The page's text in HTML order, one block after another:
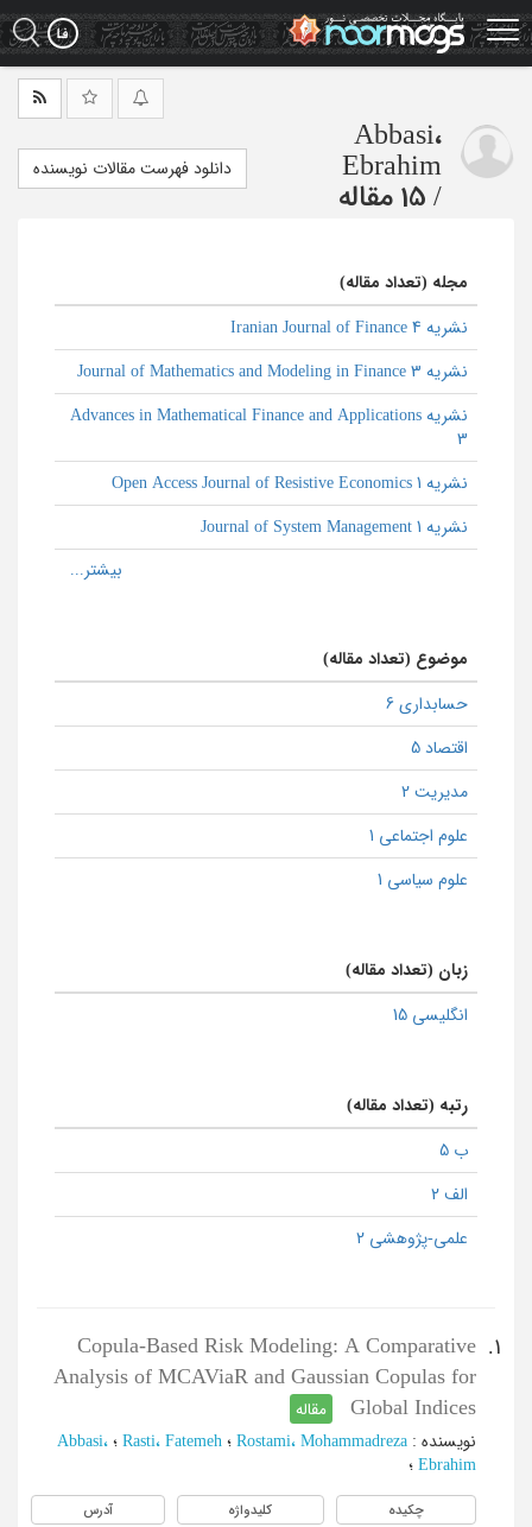
Skip
to
main
Abbasi،
Ebrahim
/ 15 مقاله
دانلود فهرست مقالات نویسنده
مجله (تعداد مقاله)
نشریه Iranian Journal of Finance 4
نشریه Journal of Mathematics and Modeling in Finance 3
نشریه Advances in Mathematical Finance and Applications
3
نشریه Open Access Journal of Resistive Economics 1
نشریه Journal of System Management 1
موضوع (تعداد مقاله)
حسابداری 6
اقتصاد 5
مدیریت 2
علوم اجتماعی 1
علوم سیاسی 1
زبان (تعداد مقاله)
انگلیسی 15
رتبه (تعداد مقاله)
ب 5
الف 2
علمی-پژوهشی 2
1.
Copula-Based Risk Modeling: A Comparative
Analysis of MCAViaR and Gaussian Copulas for
Global Indices
مقاله
نویسنده : Rostami، Mohammadreza ؛ Rasti، Fatemeh ؛ Abbasi،
Ebrahim ؛
چکیده کلیدواژه آدرس